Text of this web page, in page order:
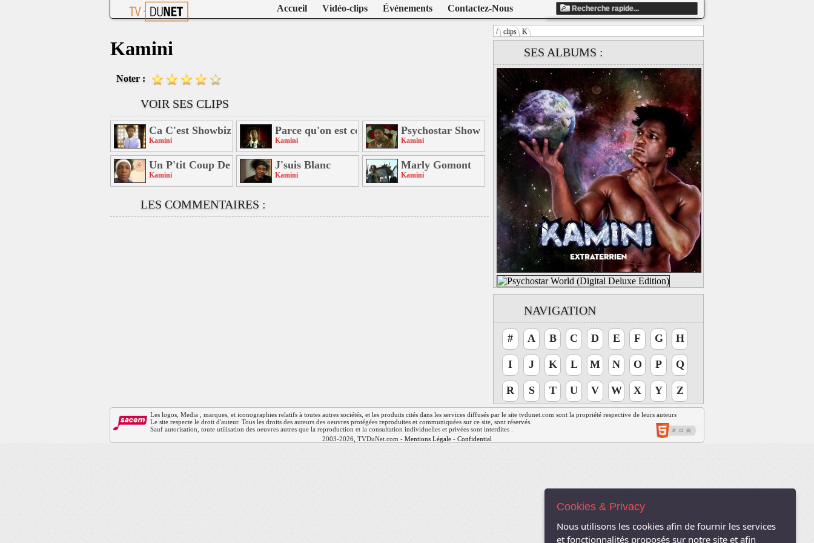
Accueil Vidéo-clips Événements Contactez-Nous
/ clips K
Warning: Undefined array key "artiste_id" in
/home/clients/858fbe13c5dafaea9ccb87e1c41d4337/web/clip_global.php
on line104
Kamini
SES ALBUMS :
NAVIGATION
# A B C D E F G H
I J K L M N O P Q
R S T U V W X Y Z
Kamini
Noter :
VOIR SES CLIPS
Ca C'est Showbizz
Kamini
Parce qu'on est con
Kamini
Psychostar Show
Kamini
Un P'tit Coup De Motherfuck
Kamini
J'suis Blanc
Kamini
Marly Gomont
Kamini
LES COMMENTAIRES :
Les logos, Media , marques, et iconographies relatifs à toutes autres sociétés, et les produits cités dans les services diffusés par le site tvdunet.com sont la propriété respective de leurs auteurs
Le site respecte le droit d'auteur. Tous les droits des auteurs des oeuvres protégées reproduites et communiquées sur ce site, sont réservés.
Sauf autorisation, toute utilisation des oeuvres autres que la reproduction et la consultation individuelles et privées sont interdites .
2003-2026, TVDuNet.com - Mentions Légale - Confidentialité
Cookies & Privacy
Nous utilisons les cookies afin de fournir les services
et fonctionnalités proposés sur notre site et afin